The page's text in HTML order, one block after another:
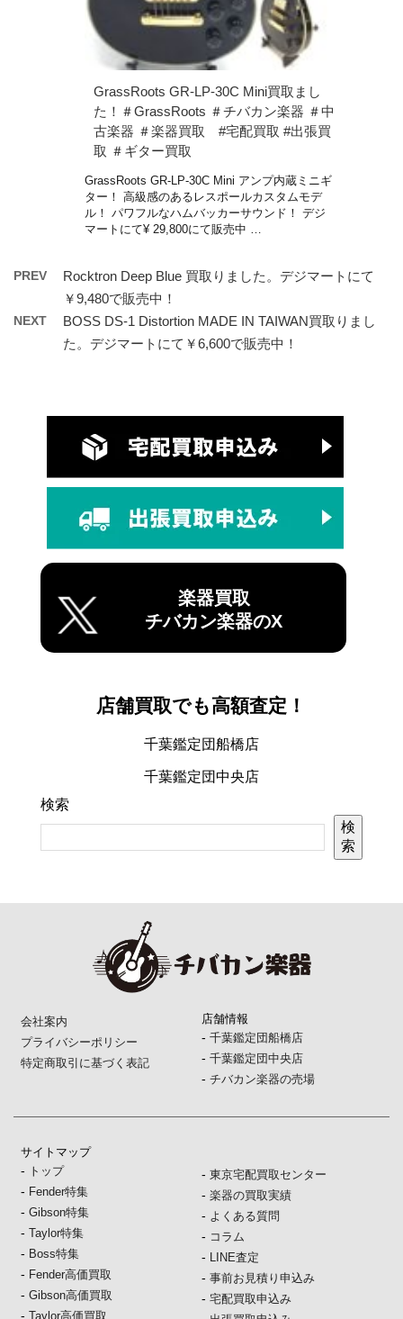
GrassRoots GR-LP-30C Mini買取まし
た！＃GrassRoots ＃チバカン楽器 ＃中
古楽器 ＃楽器買取 #宅配買取 #出張買
取 ＃ギター買取
GrassRoots GR-LP-30C Mini アンプ内蔵ミニギ
ター！ 高級感のあるレスポールカスタムモデ
ル！ パワフルなハムバッカーサウンド！ デジ
マートにて¥ 29,800にて販売中 …
PREV
Rocktron Deep Blue 買取りました。デジマートにて
￥9,480で販売中！
NEXT
BOSS DS-1 Distortion MADE IN TAIWAN買取りまし
た。デジマートにて￥6,600で販売中！
楽器買取
チバカン楽器のX
店舗買取でも高額査定！
千葉鑑定団船橋店
千葉鑑定団中央店
検索
検
索
会社案内
プライバシーポリシー
特定商取引に基づく表記
店舗情報
- 千葉鑑定団船橋店
- 千葉鑑定団中央店
- チバカン楽器の売場
サイトマップ
- トップ
- Fender特集
-Gibson特集
-Taylor特集
- Boss特集
- Fender高価買取
-Gibson高価買取
-Taylor高価買取
- 東京宅配買取センター
- 楽器の買取実績
- よくある質問
- コラム
- LINE査定
- 事前お見積り申込み
- 宅配買取申込み